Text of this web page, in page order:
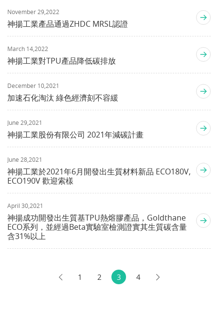
November 29,2022
神揚工業產品通過ZHDC MRSL認證
March 14,2022
神揚工業對TPU產品降低碳排放
December 10,2021
加速石化淘汰 綠色經濟刻不容緩
June 29,2021
神揚工業股份有限公司 2021年減碳計畫
June 28,2021
神揚工業於2021年6月開發出生質材料新品 ECO180V,
ECO190V 歡迎索樣
April 30,2021
神揚成功開發出生質基TPU熱熔膠產品，Goldthane
ECO系列，並經過Beta實驗室檢測證實其生質碳含量
含31%以上
1 2 3 4